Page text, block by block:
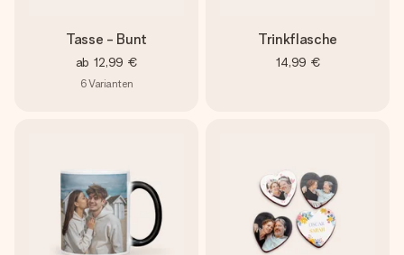
Tasse - Bunt
ab 12,99 €
6Varianten
Trinkflasche
14,99 €